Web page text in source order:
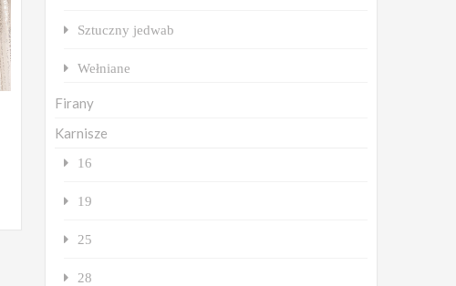
Sztuczny jedwab
Wełniane
Firany
Karnisze
16
19
25
28